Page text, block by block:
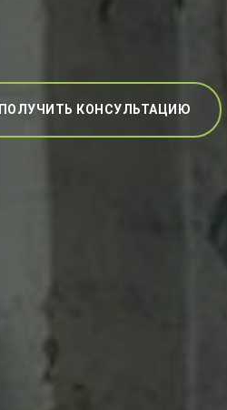
ПОЛУЧИТЬ КОНСУЛЬТАЦИЮ